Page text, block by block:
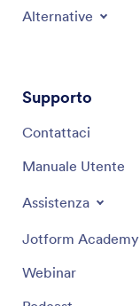
Alternative
Supporto
Contattaci
Manuale Utente
Assistenza
Jotform Academy
Webinar